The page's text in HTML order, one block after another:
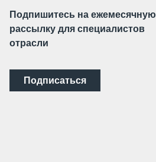
Подпишитесь на ежемесячную
рассылку для специалистов
отрасли
Подписаться